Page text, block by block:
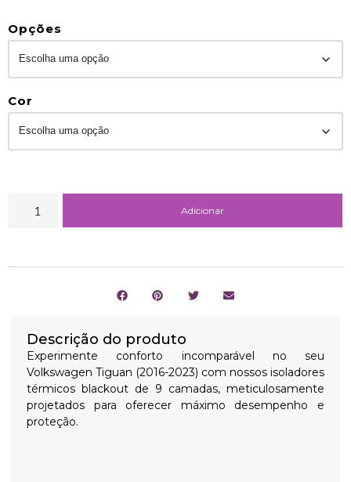
Opções
Cor
Adicionar
Descrição do produto
Experimente conforto incomparável no seu
Volkswagen Tiguan (2016-2023) com nossos isoladores
térmicos blackout de 9 camadas, meticulosamente
projetados para oferecer máximo desempenho e
proteção.